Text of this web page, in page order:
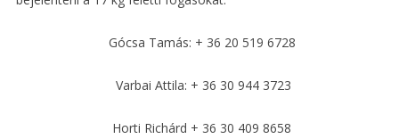
Gócsa Tamás: + 36 20 519 6728
Varbai Attila: + 36 30 944 3723
Horti Richárd + 36 30 409 8658